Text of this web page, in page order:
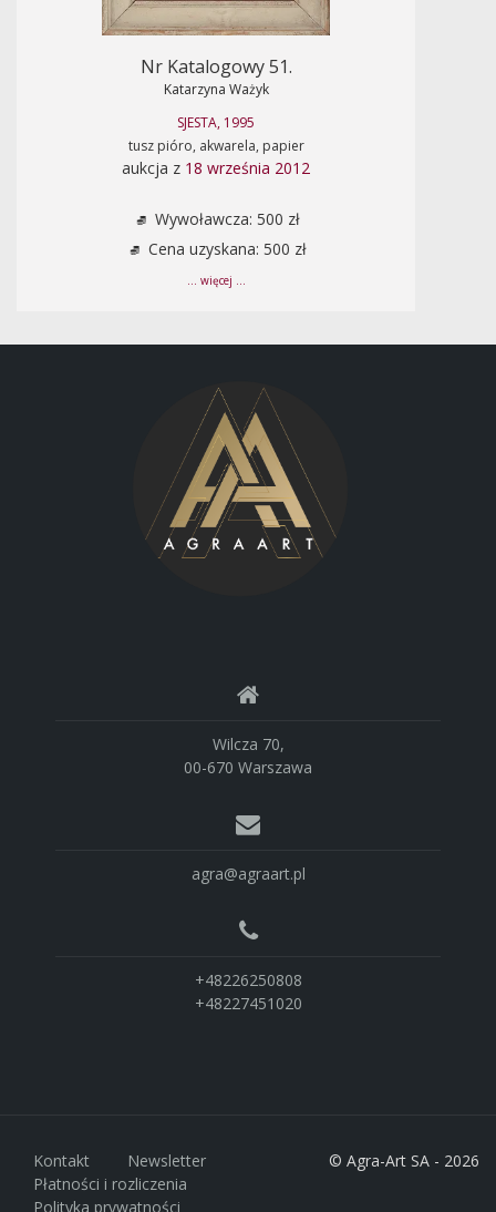
Nr Katalogowy 51.
Katarzyna Ważyk
SJESTA, 1995
tusz pióro, akwarela, papier
aukcja z 18 września 2012
Wywoławcza: 500 zł
Cena uzyskana: 500 zł
... więcej ...
Wilcza 70,
00-670 Warszawa
agra@agraart.pl
+48226250808
+48227451020
Kontakt
Newsletter
Płatności i rozliczenia
Polityka prywatności
© Agra-Art SA - 2026